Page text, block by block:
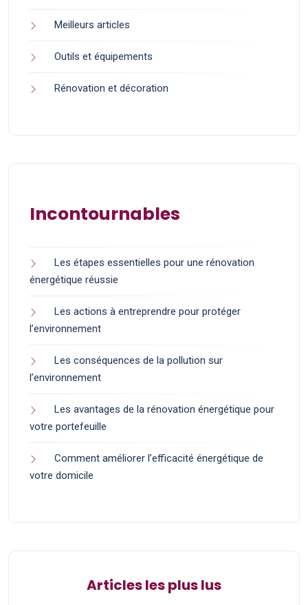
Meilleurs articles
Outils et équipements
Rénovation et décoration
Incontournables
Les étapes essentielles pour une rénovation
énergétique réussie
Les actions à entreprendre pour protéger
l’environnement
Les conséquences de la pollution sur
l’environnement
Les avantages de la rénovation énergétique pour
votre portefeuille
Comment améliorer l’efficacité énergétique de
votre domicile
Articles les plus lus